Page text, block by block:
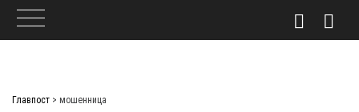
Главпост > мошенница